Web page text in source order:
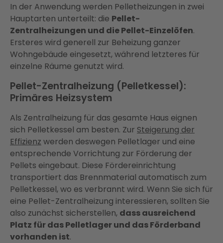
In der Anwendung werden Pelletheizungen in zwei
Hauptarten unterteilt: die Pellet-
Zentralheizungen und die Pellet-Einzelöfen.
Ersteres wird generell zur Beheizung ganzer
Wohngebäude eingesetzt, während letzteres für
einzelne Räume genutzt wird.
Pellet-Zentralheizung (Pelletkessel):
Primäres Heizsystem
Als Zentralheizung für das gesamte Haus eignen
sich Pelletkessel am besten. Zur Steigerung der
Effizienz werden deswegen Pelletlager und eine
entsprechende Vorrichtung zur Förderung der
Pellets eingebaut. Diese Fördereinrichtung
transportiert das Brennmaterial automatisch zum
Pelletkessel, wo es verbrannt wird. Wenn Sie sich für
eine Pellet-Zentralheizung interessieren, sollten Sie
also zunächst sicherstellen, dass ausreichend
Platz für das Pelletlager und das Förderband
vorhanden ist.